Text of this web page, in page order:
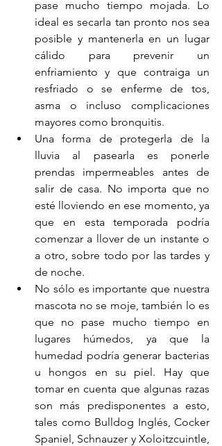
pase mucho tiempo mojada. Lo
ideal es secarla tan pronto nos sea
posible y mantenerla en un lugar
cálido para prevenir un
enfriamiento y que contraiga un
resfriado o se enferme de tos,
asma o incluso complicaciones
mayores como bronquitis.
Una forma de protegerla de la
lluvia al pasearla es ponerle
prendas impermeables antes de
salir de casa. No importa que no
esté lloviendo en ese momento, ya
que en esta temporada podría
comenzar a llover de un instante o
a otro, sobre todo por las tardes y
de noche.
No sólo es importante que nuestra
mascota no se moje, también lo es
que no pase mucho tiempo en
lugares húmedos, ya que la
humedad podría generar bacterias
u hongos en su piel. Hay que
tomar en cuenta que algunas razas
son más predisponentes a esto,
tales como Bulldog Inglés, Cocker
Spaniel, Schnauzer y Xoloitzcuintle,